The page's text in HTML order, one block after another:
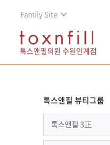
Family Site
톡스앤필의원 수원인계점
톡스앤필 뷰티그룹
톡스앤필 3正